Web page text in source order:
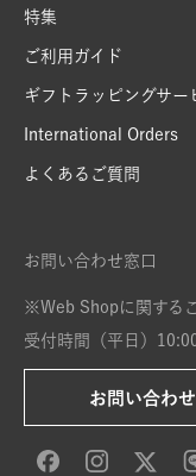
特集
ご利用ガイド
ギフトラッピングサー
International Orders
よくあるご質問
お問い合わせ窓口
※Web Shopに関する
受付時間（平日）
お問い合わせ